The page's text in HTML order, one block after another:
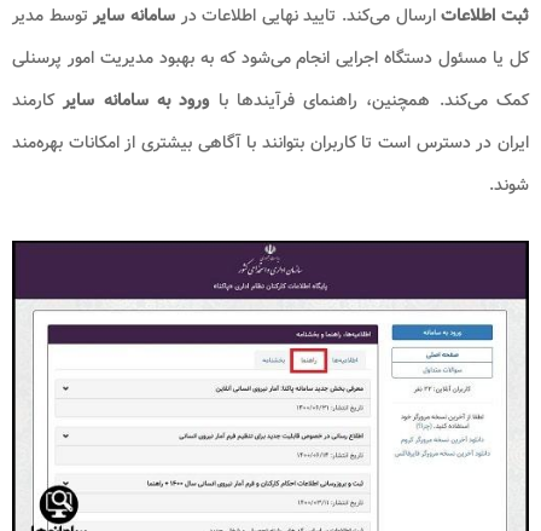
ثبت اطلاعاتارسال می‌کند. تایید نهایی اطلاعات درسامانه سایرتوسط مدیر
کل یا مسئول دستگاه اجرایی انجام می‌شود که به بهبود مدیریت امور پرسنلی
کمک می‌کند. همچنین، راهنمای فرآیندها با ورود به سامانه سایرکارمند
ایران در دسترس است تا کاربران بتوانند با آگاهی بیشتری از امکانات بهره‌مند
شوند.